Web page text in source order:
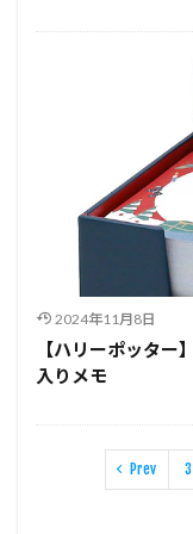
2024年11月8日
【ハリーポッタ
入りメモ
Prev 3